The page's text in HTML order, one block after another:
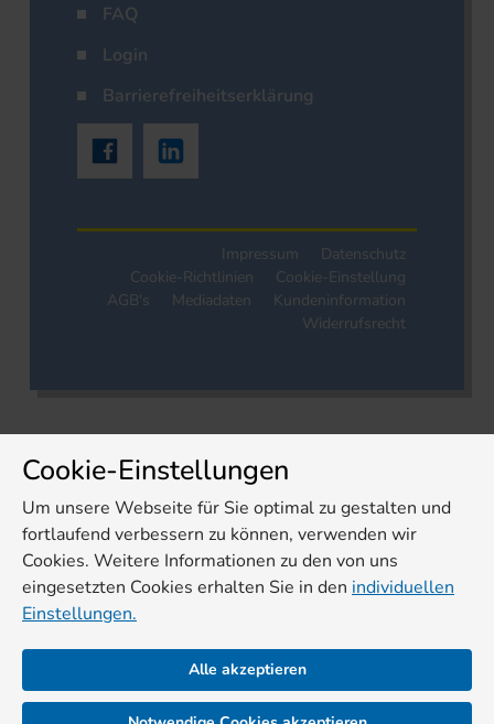
FAQ
Login
Barrierefreiheitserklärung
Impressum
Datenschutz
Cookie-Richtlinien
Cookie-Einstellung
AGB's
Mediadaten
Kundeninformation
Widerrufsrecht
Cookie-Einstellungen
Um unsere Webseite für Sie optimal zu gestalten und
fortlaufend verbessern zu können, verwenden wir
Cookies. Weitere Informationen zu den von uns
eingesetzten Cookies erhalten Sie in den individuellen
Einstellungen.
Alle akzeptieren